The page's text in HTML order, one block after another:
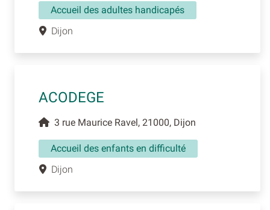
Accueil des adultes handicapés
Dijon
ACODEGE
3 rue Maurice Ravel, 21000, Dijon
Accueil des enfants en difficulté
Dijon